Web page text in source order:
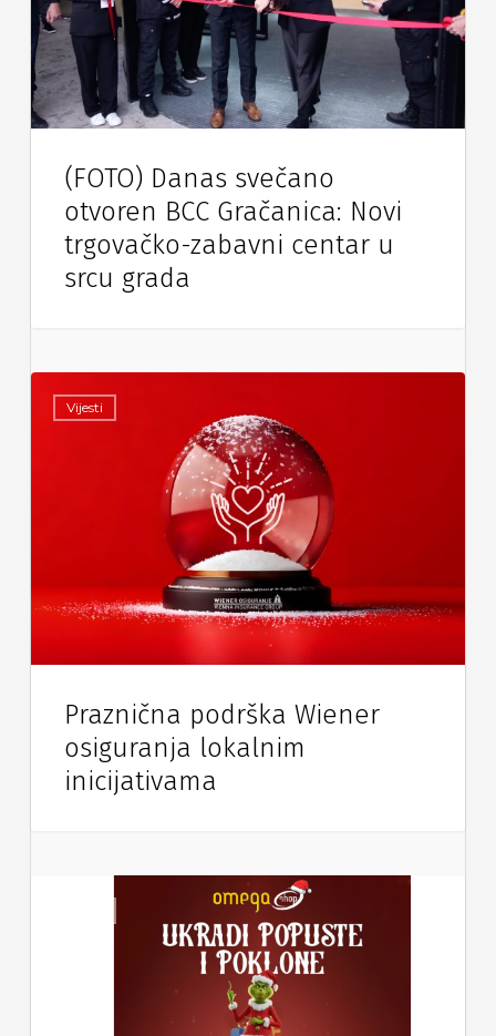
(FOTO) Danas svečano
otvoren BCC Gračanica: Novi
trgovačko-zabavni centar u
srcu grada
Vijesti
Praznična podrška Wiener
osiguranja lokalnim
inicijativama